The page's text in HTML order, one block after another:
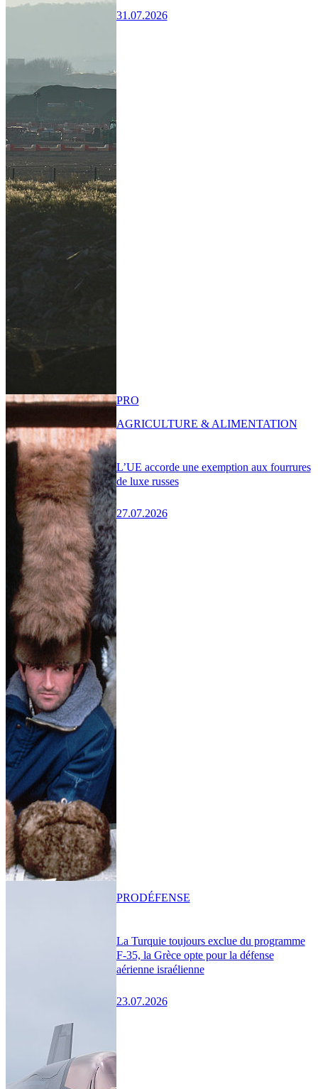
31.07.2026
L’UE accorde une exemption aux fourrures
de luxe russes
27.07.2026
PRO
AGRICULTURE & ALIMENTATION
La Turquie toujours exclue du programme
F-35, la Grèce opte pour la défense
aérienne israélienne
23.07.2026
PRODÉFENSE